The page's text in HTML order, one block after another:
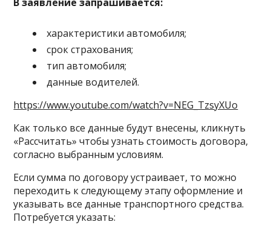
характеристики автомобиля;
срок страхования;
тип автомобиля;
данные водителей.
https://www.youtube.com/watch?v=NEG_TzsyXUo
Как только все данные будут внесены, кликнуть
«Рассчитать» чтобы узнать стоимость договора,
согласно выбранным условиям.
Если сумма по договору устраивает, то можно
переходить к следующему этапу оформление и
указывать все данные транспортного средства.
Потребуется указать: